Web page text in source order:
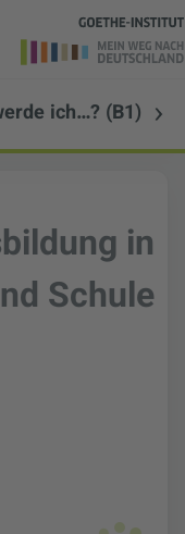
ich…? (B1)
in
Schule